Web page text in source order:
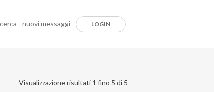
cerca nuovi messaggi LOGIN
Visualizzazione risultati 1 fino 5 di 5